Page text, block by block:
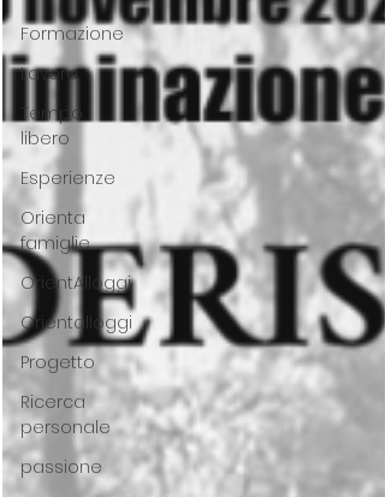
Formazione
Lavoro
Tempo
libero
Esperienze
Orienta
famiglie
OrientAlloggi
Orientalloggi
Progetto
Ricerca
personale
passione